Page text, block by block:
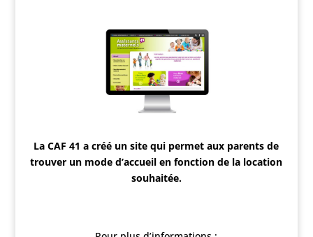
La CAF 41 a créé un site qui permet aux parents de
trouver un mode d’accueil en fonction de la location
souhaitée.